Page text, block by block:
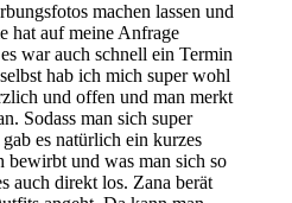
machen lassen und
hat auf meine Anfrage
war auch schnell ein Termin
hab ich mich super wohl
und offen und man merkt
Sodass man sich super
es natürlich ein kurzes
und was man sich so
auch direkt los. Zana berät